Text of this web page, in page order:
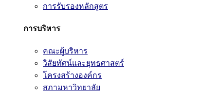
การรับรองหลักสูตร
การบริหาร
คณะผู้บริหาร
วิสัยทัศน์และยุทธศาสตร์
โครงสร้างองค์กร
สภามหาวิทยาลัย